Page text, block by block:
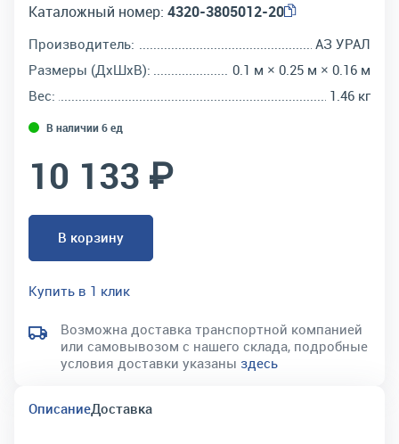
Каталожный номер: 4320-3805012-20
Производитель:
АЗ УРАЛ
Размеры (ДхШхВ):
0.1 м × 0.25 м × 0.16 м
Вес:
1.46 кг
В наличии 6 ед
10 133 ₽
В корзину
Купить в 1 клик
Возможна доставка транспортной компанией
или самовывозом с нашего склада, подробные
условия доставки указаны здесь
ОписаниеДоставка